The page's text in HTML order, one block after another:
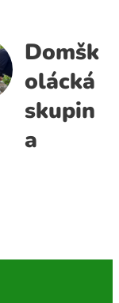
Domšk
olácká
skupin
a